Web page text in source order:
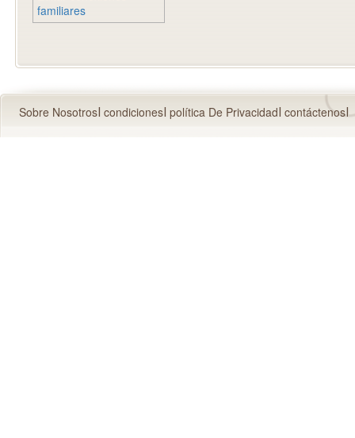
familiares
Sobre Nosotros condiciones política De Privacidad contáctenos